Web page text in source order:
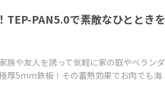
TEP-PAN5.0で素敵なひとときを
族や友人を誘って気軽に家の庭やベランダ
厚5mm鉄板！その蓄熱効果でお肉でも海